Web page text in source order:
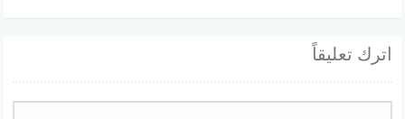
اترك تعليقاً